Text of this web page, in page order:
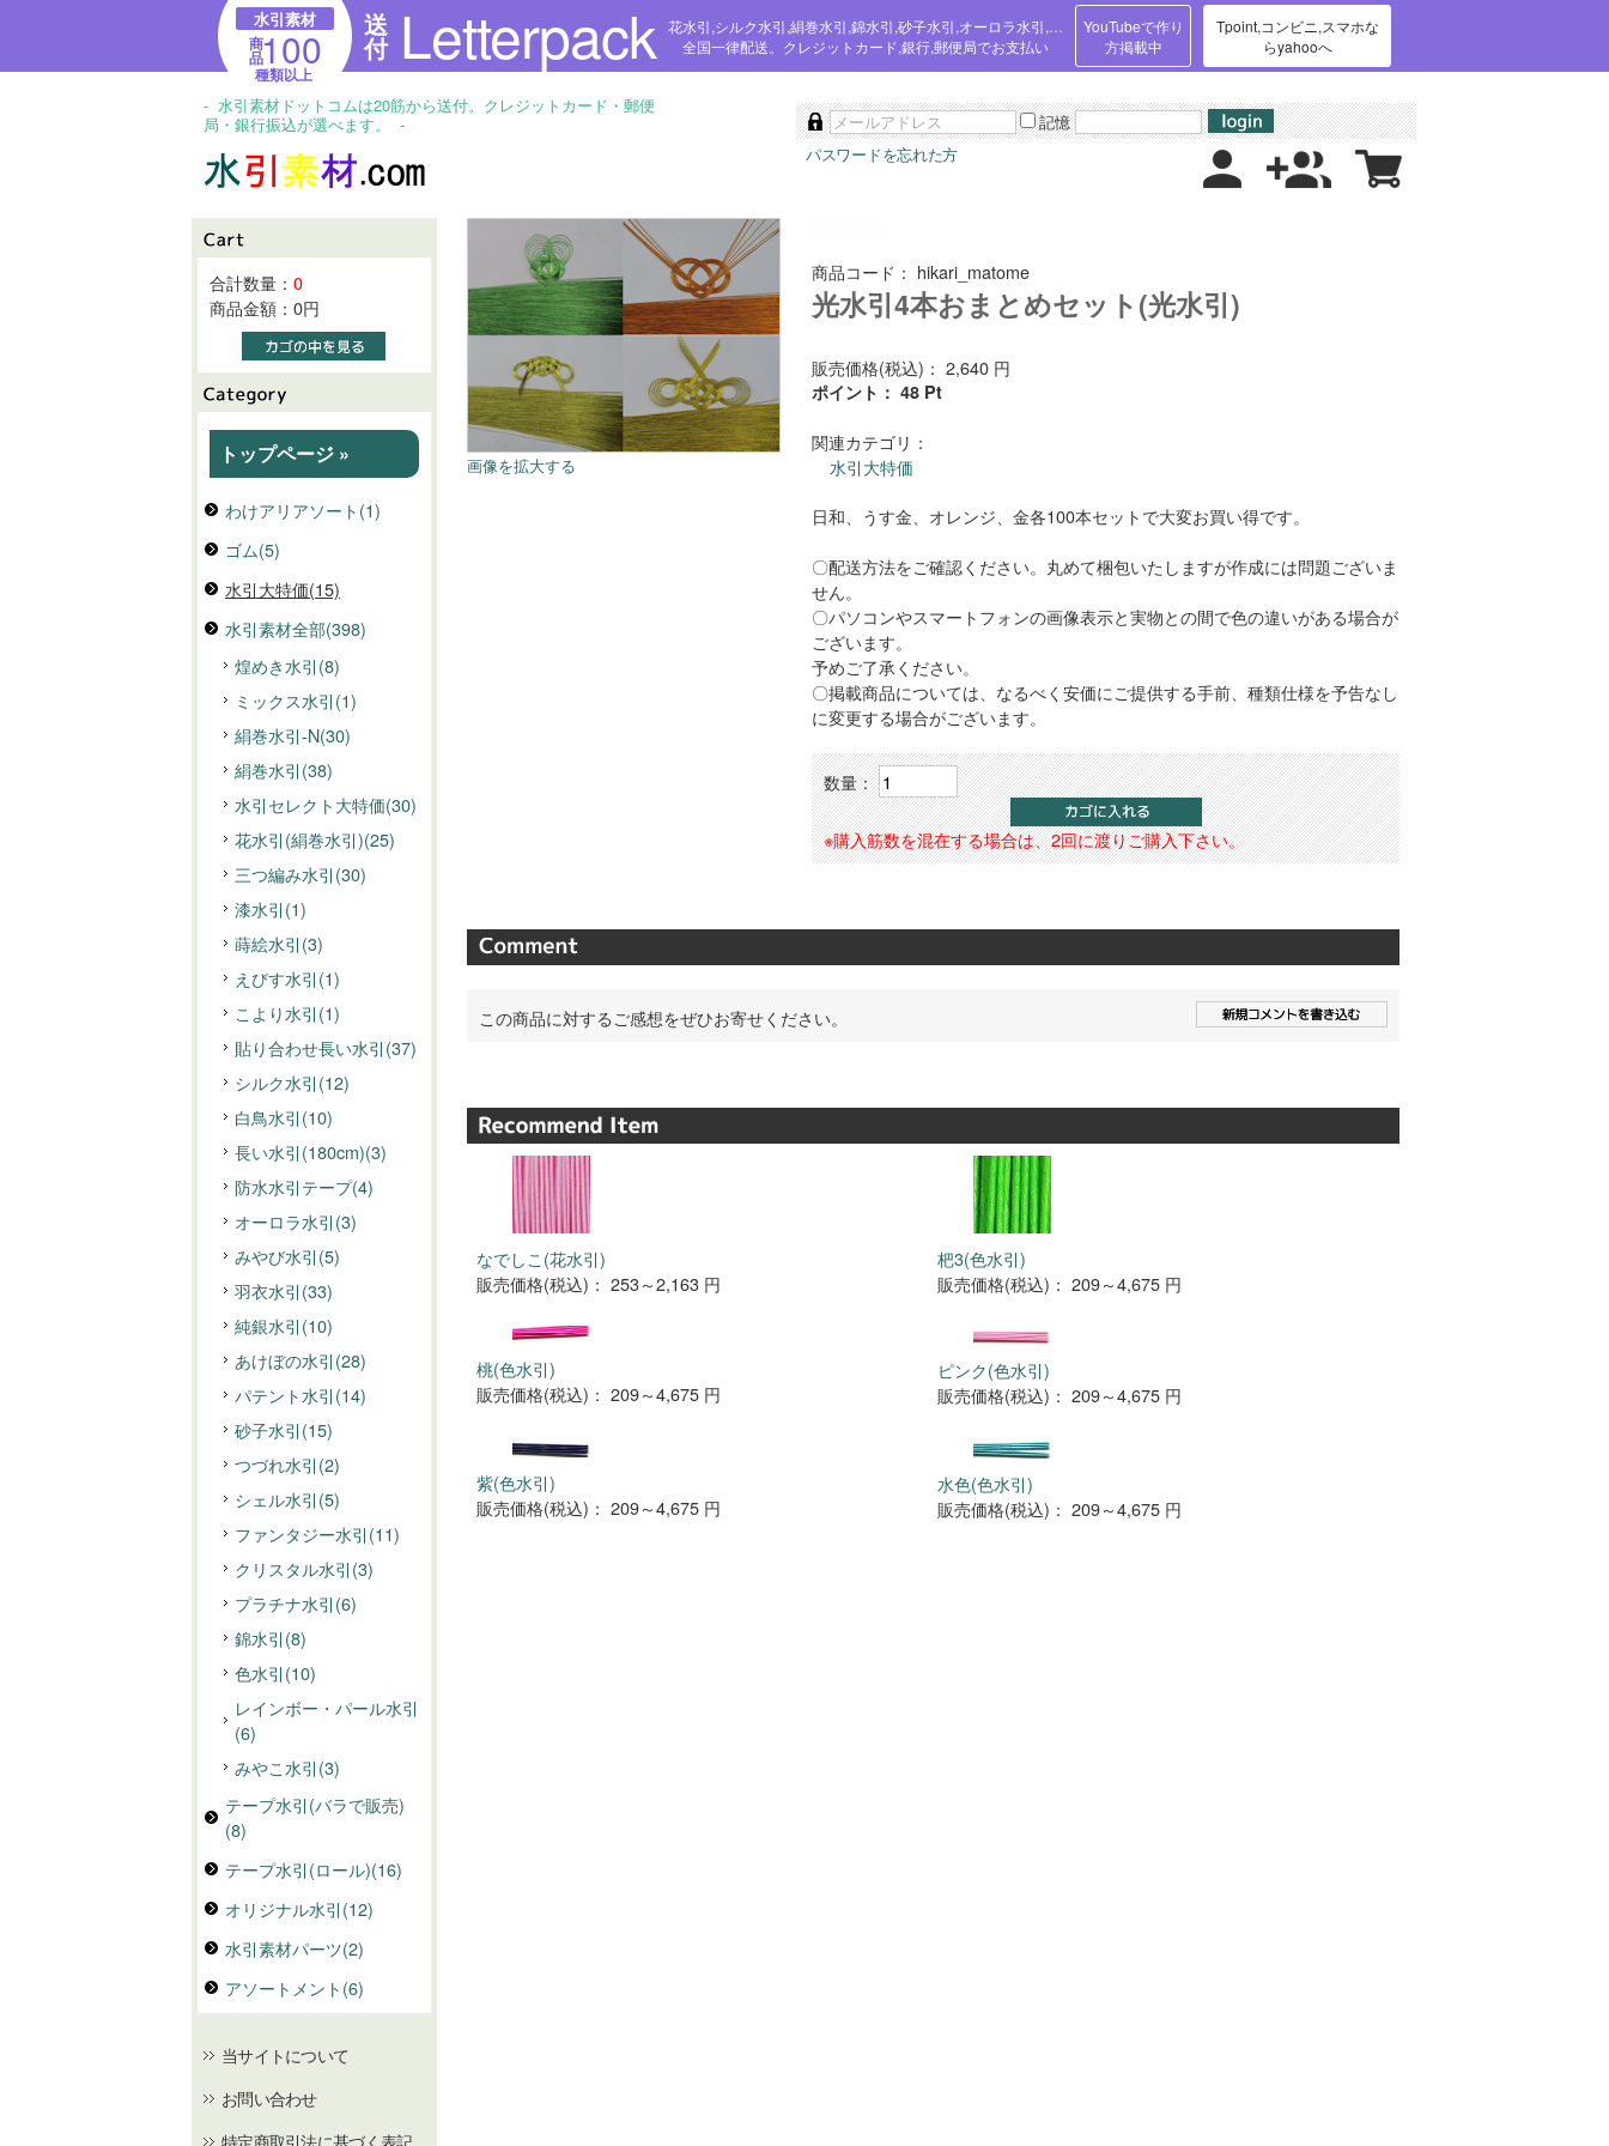
水引素材
商
品100
種類以上
送
付 Letterpack
全国一律配送。クレジットカード,銀行,郵便局でお支払い
YouTubeで作り
方掲載中
Tpoint,コンビニ,スマホな
らyahooへ
- 水引素材ドットコムは20筋から送付。クレジットカード・郵便
局・銀行振込が選べます。 -
記憶
パスワードを忘れた方
合計数量： 0
商品金額： 0円
トップページ »
わけアリアソート(1)
ゴム(5)
水引大特価(15)
水引素材全部(398)
煌めき水引(8)
ミックス水引(1)
絹巻水引-N(30)
絹巻水引(38)
水引セレクト大特価(30)
花水引(絹巻水引)(25)
三つ編み水引(30)
漆水引(1)
蒔絵水引(3)
えびす水引(1)
こより水引(1)
貼り合わせ長い水引(37)
シルク水引(12)
白鳥水引(10)
長い水引(180cm)(3)
防水水引テープ(4)
オーロラ水引(3)
みやび水引(5)
羽衣水引(33)
純銀水引(10)
あけぼの水引(28)
パテント水引(14)
砂子水引(15)
つづれ水引(2)
シェル水引(5)
ファンタジー水引(11)
クリスタル水引(3)
プラチナ水引(6)
錦水引(8)
色水引(10)
レインボー・パール水引
(6)
みやこ水引(3)
テープ水引(バラで販売)
(8)
テープ水引(ロール)(16)
オリジナル水引(12)
水引素材パーツ(2)
アソートメント(6)
当サイトについて
お問い合わせ
特定商取引法に基づく表記
画像を拡大する
商品コード： hikari_matome
光水引4本おまとめセット(光水引)
販売価格(税込)： 2,640 円
ポイント：48 Pt
関連カテゴリ：
水引大特価
日和、うす金、オレンジ、金各100本セットで大変お買い得です。
〇配送方法をご確認ください。丸めて梱包いたしますが作成には問題ございま
せん。
〇パソコンやスマートフォンの画像表示と実物との間で色の違いがある場合が
ございます。
予めご了承ください。
〇掲載商品については、なるべく安価にご提供する手前、種類仕様を予告なし
に変更する場合がございます。
数量：
※購入筋数を混在する場合は、2回に渡りご購入下さい。
この商品に対するご感想をぜひお寄せください。
なでしこ(花水引)
販売価格(税込)： 253～2,163 円
杷3(色水引)
販売価格(税込)： 209～4,675 円
桃(色水引)
販売価格(税込)： 209～4,675 円
ピンク(色水引)
販売価格(税込)： 209～4,675 円
紫(色水引)
販売価格(税込)： 209～4,675 円
水色(色水引)
販売価格(税込)： 209～4,675 円